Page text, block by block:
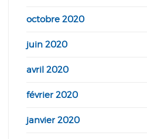
octobre 2020
juin 2020
avril 2020
février 2020
janvier 2020